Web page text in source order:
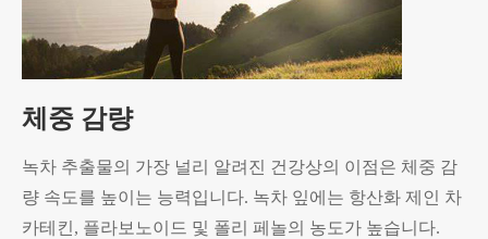
체중 감량
녹차 추출물의 가장 널리 알려진 건강상의 이점은 체중 감
량 속도를 높이는 능력입니다. 녹차 잎에는 항산화 제인 차
카테킨, 플라보노이드 및 폴리 페놀의 농도가 높습니다.